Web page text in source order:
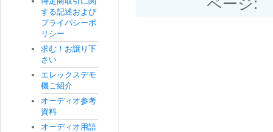
ページ:
する記述および
プライバシーポ
リシー
求む！お譲り下
さい
エレックスデモ
機ご紹介
オーディオ参考
資料
オーディオ用語